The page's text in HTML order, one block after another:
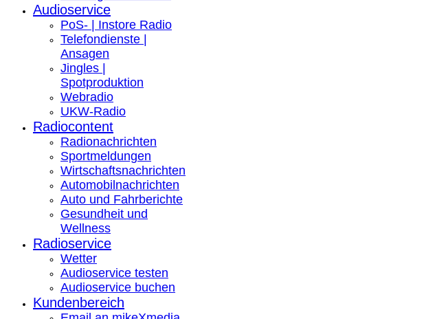
Audioservice
PoS- | Instore Radio
Telefondienste |
Ansagen
Jingles |
Spotproduktion
Webradio
UKW-Radio
Radiocontent
Radionachrichten
Sportmeldungen
Wirtschaftsnachrichten
Automobilnachrichten
Auto und Fahrberichte
Gesundheit und
Wellness
Radioservice
Wetter
Audioservice testen
Audioservice buchen
Kundenbereich